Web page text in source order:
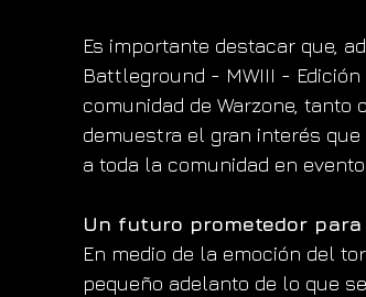
Es importante destacar que,
Battleground - MWIII -
comunidad de Warzone,
demuestra el gran interés
a toda la comunidad en
Un futuro prometedor
En medio de la emoción del
pequeño adelanto de lo que